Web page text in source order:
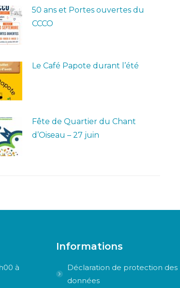
50 ans et Portes ouvertes du
CCCO
Le Café Papote durant l’été
Fête de Quartier du Chant
d’Oiseau – 27 juin
à
Informations
Déclaration de protection des
données